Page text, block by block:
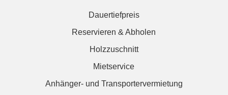
Dauertiefpreis
Reservieren & Abholen
Holzzuschnitt
Mietservice
Anhänger- und Transportervermietung